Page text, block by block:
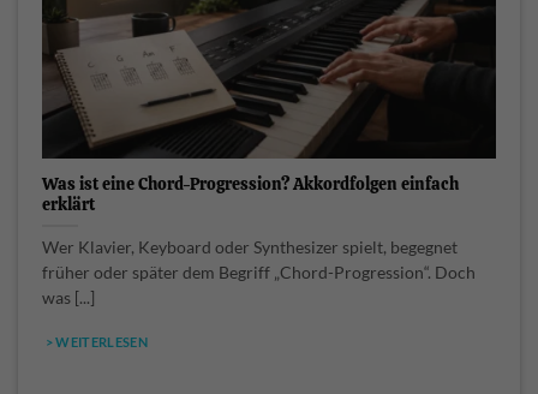
Was ist eine Chord-Progression? Akkordfolgen einfach
erklärt
Wer Klavier, Keyboard oder Synthesizer spielt, begegnet
früher oder später dem Begriff „Chord-Progression“. Doch
was [...]
> WEITERLESEN